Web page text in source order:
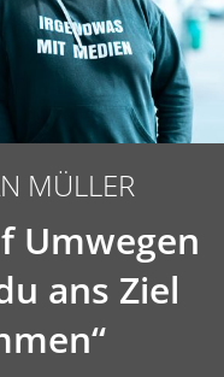
MÜLLER
Umwegen
ans Ziel